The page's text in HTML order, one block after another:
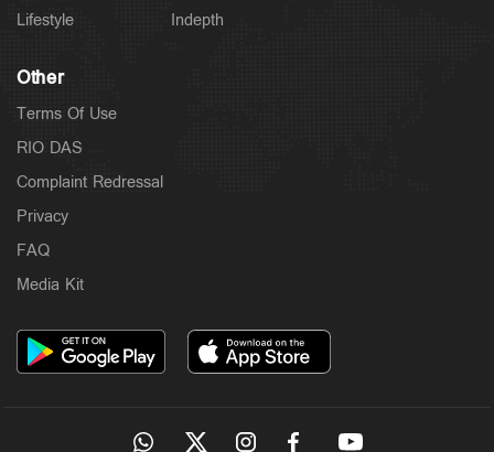
Lifestyle
Indepth
Other
Terms Of Use
RIO DAS
Complaint Redressal
Privacy
FAQ
Media Kit